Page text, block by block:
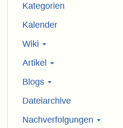
Kategorien
Kalender
Wiki
Artikel
Blogs
Dateiarchive
Nachverfolgungen